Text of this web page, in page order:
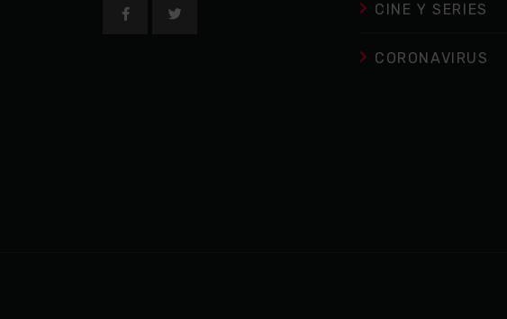
CINE Y SERIES
CORONAVIRUS